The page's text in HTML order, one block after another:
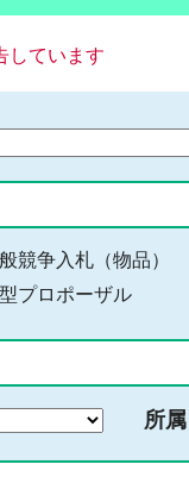
しています
競争入札（物品）
プロポーザル
所属